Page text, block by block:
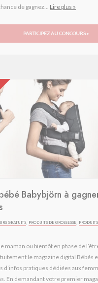
de gagnez... Lire plus »
PARTICIPEZ AU CONCOURS »
Babybjörn à
GRATUITS, PRODUITS DE GROSSESSE,
maman ou bientôt en phase de
le magazine digital Bébés
d’infos pratiques dédiées aux
En demandant votre premier